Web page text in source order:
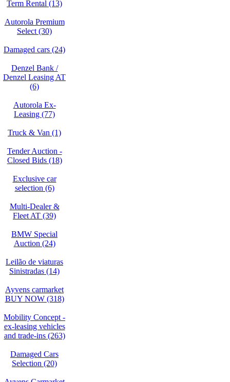
Term Rental (13)
Autorola Premium
Select (30)
Damaged cars (24)
Denzel Bank /
Denzel Leasing AT
(6)
Autorola Ex-
Leasing (77)
Truck & Van (1)
Tender Auction -
Closed Bids (18)
Exclusive car
selection (6)
Multi-Dealer &
Fleet AT (39)
BMW Special
Auction (24)
Leilão de viaturas
Sinistradas (14)
Ayvens carmarket
BUY NOW (318)
Mobility Concept -
ex-leasing vehicles
and trade-ins (263)
Damaged Cars
Selection (20)